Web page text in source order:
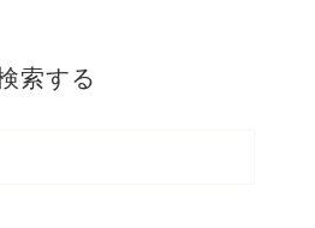
索する